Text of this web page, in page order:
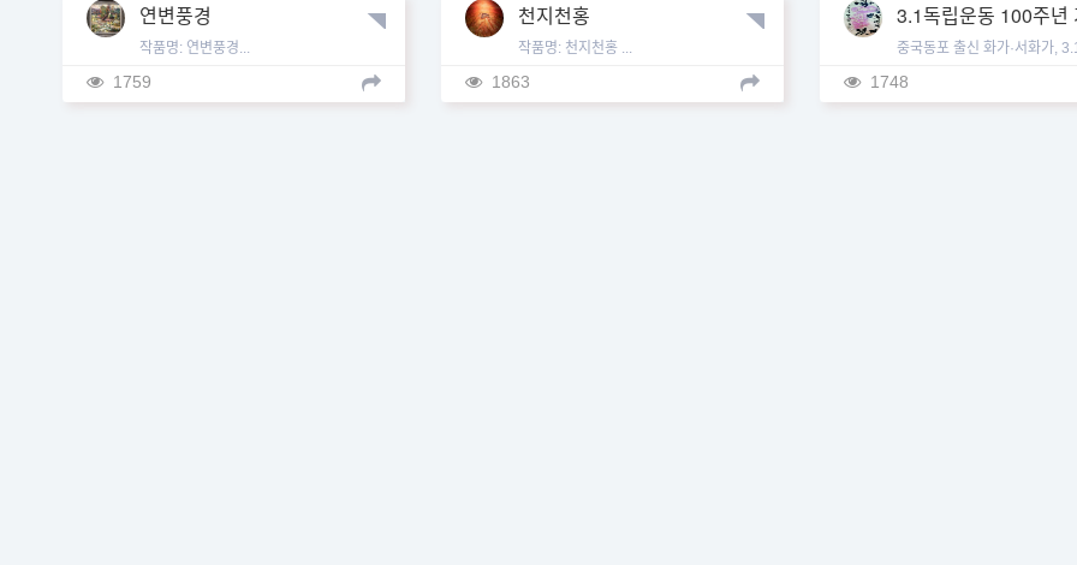
연변풍경
작품명: 연변풍경...
1759
천지천홍
작품명: 천지천홍 ...
1863
3.1독립운동 100주년
념
중국동포 출신 화가·서화가,
1748